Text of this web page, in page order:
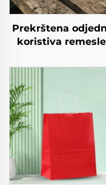
Prekrštena
koristiva
salatu Šalice
Slatkoće
Hamburgeri - za
Catering Crafts